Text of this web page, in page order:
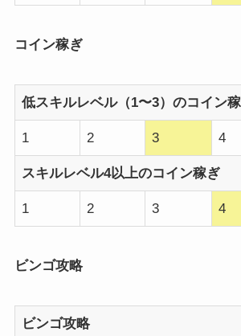
コイン稼ぎ
低スキルレベル（1〜3）のコイン
1 2 3 4
スキルレベル4以上のコイン稼ぎ
1 2 3 4
ビンゴ攻略
ビンゴ攻略